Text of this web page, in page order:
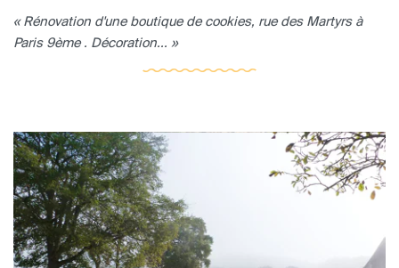
« Rénovation d'une boutique de cookies, rue des Martyrs à
Paris 9ème . Décoration... »